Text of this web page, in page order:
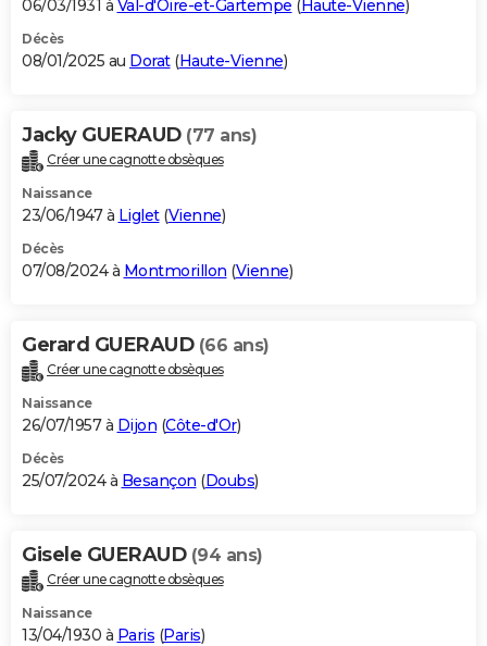
06/03/1931 à Val-d'Oire-et-Gartempe ( Haute-Vienne)
Décès
08/01/2025 au Dorat(Haute-Vienne)
Jacky GUERAUD (77 ans)
Créer une cagnotte obsèques
Naissance
23/06/1947 à Liglet(Vienne)
Décès
07/08/2024 à Montmorillon (Vienne)
Gerard GUERAUD (66 ans)
Créer une cagnotte obsèques
Naissance
26/07/1957 à Dijon (Côte-d'Or)
Décès
25/07/2024 à Besançon (Doubs)
Gisele GUERAUD (94 ans)
Créer une cagnotte obsèques
Naissance
13/04/1930 à Paris (Paris)